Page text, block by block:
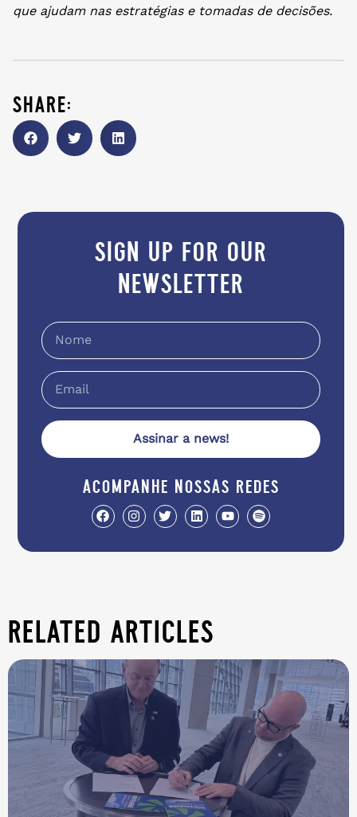
que ajudam nas estratégias e tomadas de decisões.
share:
sign up for our
newsletter
Assinar a news!
acompanhe nossas redes
related articles